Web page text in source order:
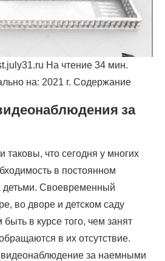
На чтение 34 мин.
на: 2021 г. Содержание
за
что сегодня у многих
в постоянном
детьми. Своевременный
во дворе и детском саду
в курсе того, чем занят
в их отсутствие.
за наемными